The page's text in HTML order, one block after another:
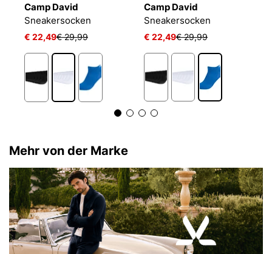
Camp David
Sneakersocken
€ 22,49€ 29,99
Camp David
Sneakersocken
€ 22,49€ 29,99
Mehr von der Marke